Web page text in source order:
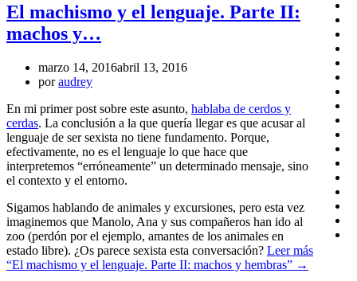
El machismo y el lenguaje. Parte II:
machos y…
marzo 14, 2016abril 13, 2016
poraudrey
En mi primer post sobre este asunto, hablaba de cerdos y
cerdas. La conclusión a la que quería llegar es que acusar al
lenguaje de ser sexista no tiene fundamento. Porque,
efectivamente, no es el lenguaje lo que hace que
interpretemos “erróneamente” un determinado mensaje, sino
el contexto y el entorno.
Sigamos hablando de animales y excursiones, pero esta vez
imaginemos que Manolo, Ana y sus compañeros han ido al
zoo (perdón por el ejemplo, amantes de los animales en
estado libre). ¿Os parece sexista esta conversación? Leer más
“El machismo y el lenguaje. Parte II: machos y hembras” →